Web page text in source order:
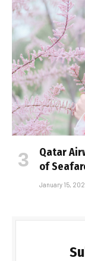
Qatar
of
January 15,